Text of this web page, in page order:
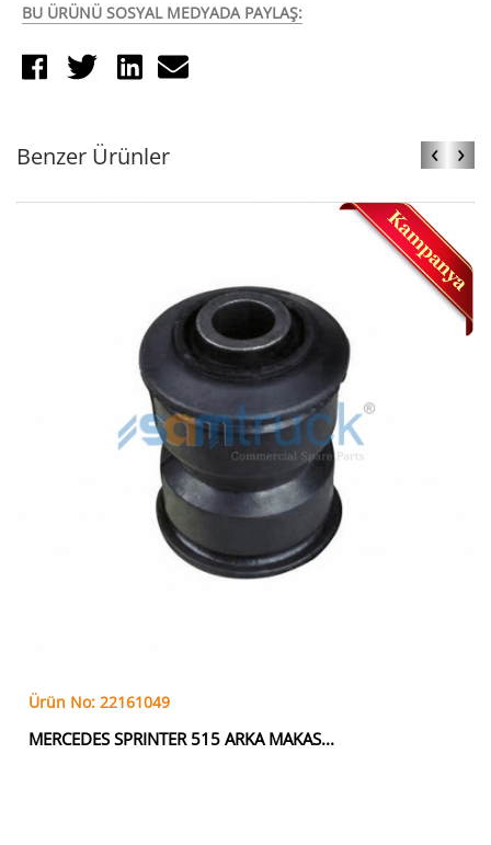
BU ÜRÜNÜ SOSYAL MEDYADA PAYLAŞ:
Benzer Ürünler ‹ ›
Ürün No: 22161049
MERCEDES SPRINTER 515 ARKA MAKAS...